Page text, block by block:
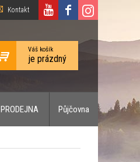
Kontakt
Váš košík
je prázdný
PRODEJNA Půjčovna